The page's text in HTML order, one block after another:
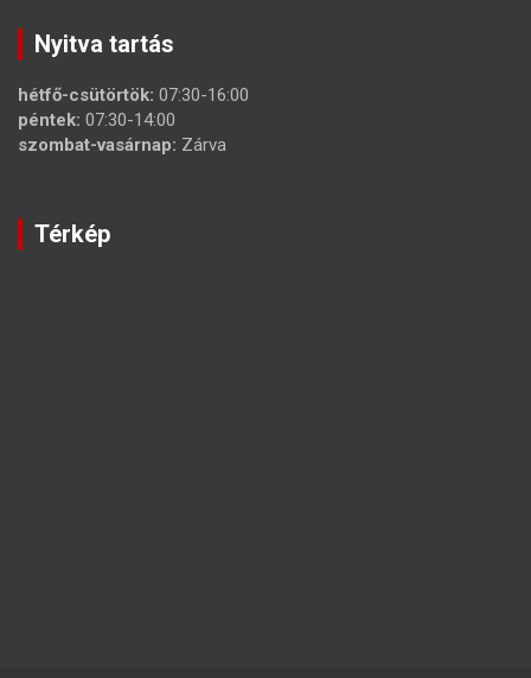
Nyitva tartás
hétfő-csütörtök: 07:30-16:00
péntek: 07:30-14:00
szombat-vasárnap: Zárva
Térkép